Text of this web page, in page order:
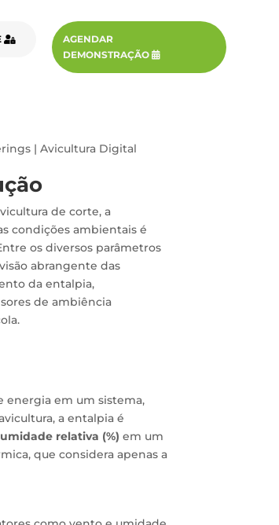
AGENDAR
DEMONSTRAÇÃO
| Avicultura Digital
de corte, a
condições ambientais é
os diversos parâmetros
abrangente das
da entalpia,
de ambiência
em um sistema,
a entalpia é
umidade relativa (%) em um
que considera apenas a